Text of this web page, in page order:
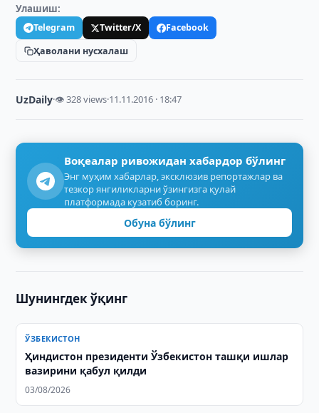
Улашиш:
Telegram Twitter/X
Facebook
Ҳаволани нусхалаш
UzDaily·👁 328 views·11.11.2016 · 18:47
Воқеалар ривожидан хабардор бўлинг
Энг муҳим хабарлар, эксклюзив репортажлар ва
тезкор янгиликларни ўзингизга қулай
платформада кузатиб боринг.
Обуна бўлинг
Шунингдек ўқинг
ЎЗБЕКИСТОН
Ҳиндистон президенти Ўзбекистон ташқи ишлар
вазирини қабул қилди
03/08/2026